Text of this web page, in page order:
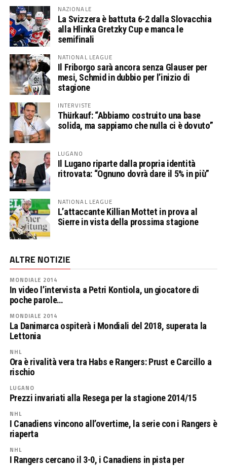
NAZIONALE
La Svizzera è battuta 6-2 dalla Slovacchia
alla Hlinka Gretzky Cup e manca le
semifinali
NATIONAL LEAGUE
Il Friborgo sarà ancora senza Glauser per
mesi, Schmid in dubbio per l’inizio di
stagione
INTERVISTE
Thürkauf: “Abbiamo costruito una base
solida, ma sappiamo che nulla ci è dovuto”
LUGANO
Il Lugano riparte dalla propria identità
ritrovata: “Ognuno dovrà dare il 5% in più”
NATIONAL LEAGUE
L’attaccante Killian Mottet in prova al
Sierre in vista della prossima stagione
ALTRE NOTIZIE
MONDIALE 2014
In video l’intervista a Petri Kontiola, un giocatore di
poche parole…
MONDIALE 2014
La Danimarca ospiterà i Mondiali del 2018, superata la
Lettonia
NHL
Ora è rivalità vera tra Habs e Rangers: Prust e Carcillo a
rischio
LUGANO
Prezzi invariati alla Resega per la stagione 2014/15
NHL
I Canadiens vincono all’overtime, la serie con i Rangers è
riaperta
NHL
I Rangers cercano il 3-0, i Canadiens in pista per